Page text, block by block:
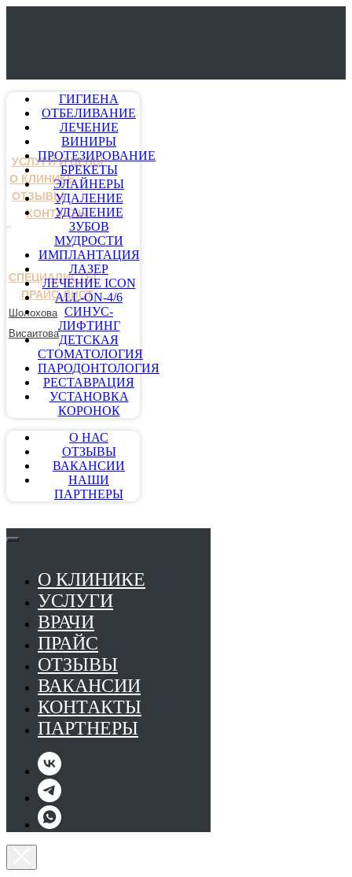
УСЛУГИ И ЦЕНЫ
О КЛИНИКЕ
ОТЗЫВЫ
КОНТАКТЫ
СПЕЦИАЛИСТЫ
ПРАЙС-ЛИСТ
Шолохова
Висаитова
ГИГИЕНА
ОТБЕЛИВАНИЕ
ЛЕЧЕНИЕ
ВИНИРЫ
ПРОТЕЗИРОВАНИЕ
БРЕКЕТЫ
ЭЛАЙНЕРЫ
УДАЛЕНИЕ
УДАЛЕНИЕ
ЗУБОВ
МУДРОСТИ
ИМПЛАНТАЦИЯ
ЛАЗЕР
ЛЕЧЕНИЕ ICON
ALL-ON-4/6
СИНУС-
ЛИФТИНГ
ДЕТСКАЯ
СТОМАТОЛОГИЯ
ПАРОДОНТОЛОГИЯ
РЕСТАВРАЦИЯ
УСТАНОВКА
КОРОНОК
О НАС
ОТЗЫВЫ
ВАКАНСИИ
НАШИ
ПАРТНЕРЫ
О КЛИНИКЕ
УСЛУГИ
ВРАЧИ
ПРАЙС
ОТЗЫВЫ
ВАКАНСИИ
КОНТАКТЫ
ПАРТНЕРЫ